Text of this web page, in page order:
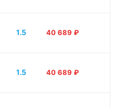
1.5 40 689 ₽
1.5 40 689 ₽